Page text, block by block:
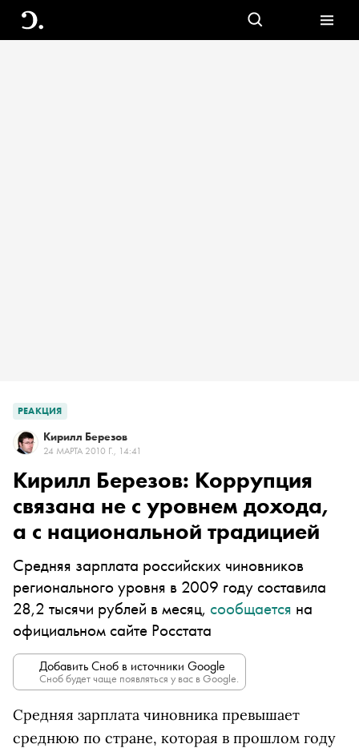
РЕАКЦИЯ
Кирилл Березов
24 МАРТА 2010 Г., 14:41
Кирилл Березов: Коррупция
связана не с уровнем дохода,
а с национальной традицией
Средняя зарплата российских чиновников
регионального уровня в 2009 году составила
28,2 тысячи рублей в месяц, сообщается на
официальном сайте Росстата
Добавить Сноб в источники Google
Сноб будет чаще появляться у вас в Google.
Средняя зарплата чиновника превышает
среднюю по стране, которая в прошлом году